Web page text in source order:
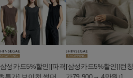
성카드5%할인][파격[삼성카드5%할인][런칭